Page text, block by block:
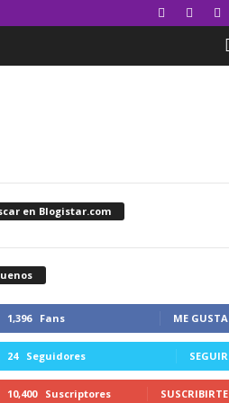
en Blogistar.com
1,396 Fans ME GUSTA
24 Seguidores SEGUIR
10,400 Suscriptores SUSCRIBIRTE